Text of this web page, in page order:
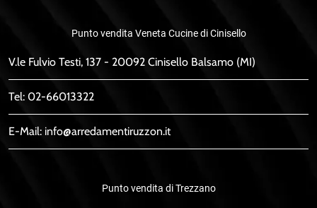
Punto vendita Veneta Cucine di Cinisello
V.le Fulvio Testi, 137 - 20092 Cinisello Balsamo (MI)
Tel: 02-66013322
E-Mail: info@arredamentiruzzon.it
Punto vendita di Trezzano